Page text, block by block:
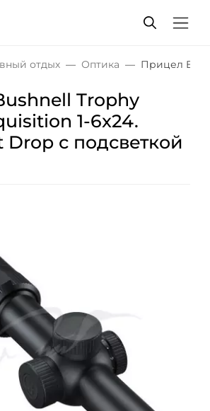
отдых Оптика Прицел
Trophy
1-6x24.
Drop с подсветкой